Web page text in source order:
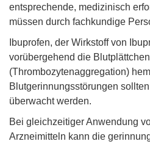
entsprechende, medizinisch
müssen durch fachkundige
Ibuprofen, der Wirkstoff von
vorübergehend die
(Thrombozytenaggregation)
Blutgerinnungsstörungen
überwacht werden.
Bei gleichzeitiger Anwendung
Arzneimitteln kann die